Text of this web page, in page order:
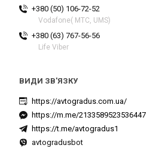
+380 (50) 106-72-52
Vodafone( МТС, UMS)
+380 (63) 767-56-56
Life Viber
https://avtogradus.com.ua/
https://m.me/2133589523536447
https://t.me/avtogradus1
avtogradusbot